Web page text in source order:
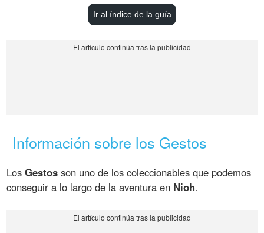
Ir al índice de la guía
Información sobre los Gestos
LosGestos son uno de los coleccionables que podemos
conseguir a lo largo de la aventura en Nioh.